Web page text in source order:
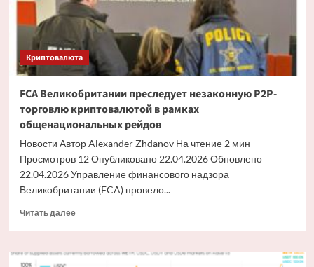
за
ужесточения
правил
ЕС
Криптовалюта
FCA Великобритании преследует незаконную P2P-
торговлю криптовалютой в рамках
общенациональных рейдов
Новости Автор Alexander Zhdanov На чтение 2 мин
Просмотров 12 Опубликовано 22.04.2026 Обновлено
22.04.2026 Управление финансового надзора
Великобритании (FCA) провело...
Читать далееПрочитать
FCA
Великобритании